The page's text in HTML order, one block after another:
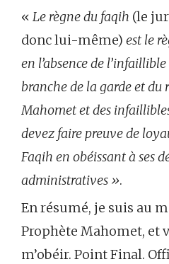
« Le règne du faqih (le
donc lui-même) est le
en l’absence de
branche de la garde et du
Mahomet et des
devez faire preuve de
Faqih en obéissant à ses
administratives ».
En résumé, je suis au
Prophète Mahomet, et
m’obéir. Point Final.